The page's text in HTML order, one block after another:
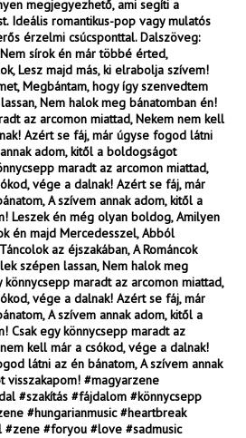
megjegyezhető, ami segíti a
Ideális romantikus-pop vagy mulatós
érzelmi csúcsponttal. Dalszöveg:
sírok én már többé érted,
Lesz majd más, ki elrabolja szívem!
Megbántam, hogy így szenvedtem
Nem halok meg bánatomban én!
az arcomon miattad, Nekem nem kell
Azért se fáj, már úgyse fogod látni
adom, kitől a boldogságot
maradt az arcomon miattad,
vége a dalnak! Azért se fáj, már
A szívem annak adom, kitől a
Leszek én még olyan boldog, Amilyen
én majd Mercedesszel, Abból
az éjszakában, A Románcok
szépen lassan, Nem halok meg
könnycsepp maradt az arcomon miattad,
vége a dalnak! Azért se fáj, már
A szívem annak adom, kitől a
Csak egy könnycsepp maradt az
kell már a csókod, vége a dalnak!
látni az én bánatom, A szívem annak
visszakapom! #magyarzene
#szakítás #fájdalom #könnycsepp
#hungarianmusic #heartbreak
#foryou #love #sadmusic